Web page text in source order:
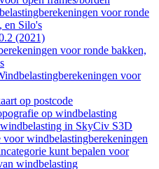
voor ronde
en Silo's
(2021)
voor ronde bakken,
voor
op postcode
op windbelasting
in SkyCiv S3D
voor windbelastingberekeningen
kunt bepalen voor
windbelasting